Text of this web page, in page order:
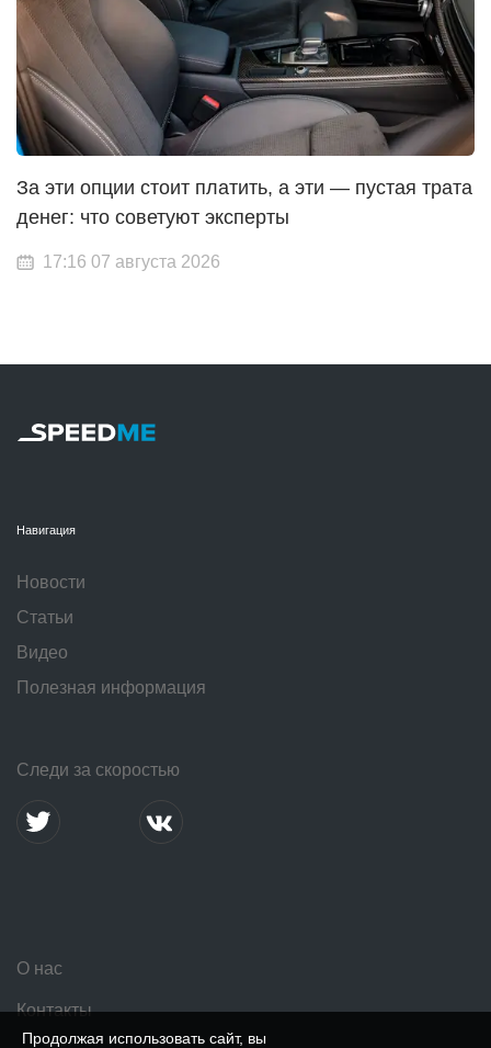
За эти опции стоит платить, а эти — пустая трата
денег: что советуют эксперты
17:16 07 августа 2026
Продолжая использовать сайт, вы
Навигация
Новости
Статьи
Видео
Полезная информация
Следи за скоростью
О нас
Контакты